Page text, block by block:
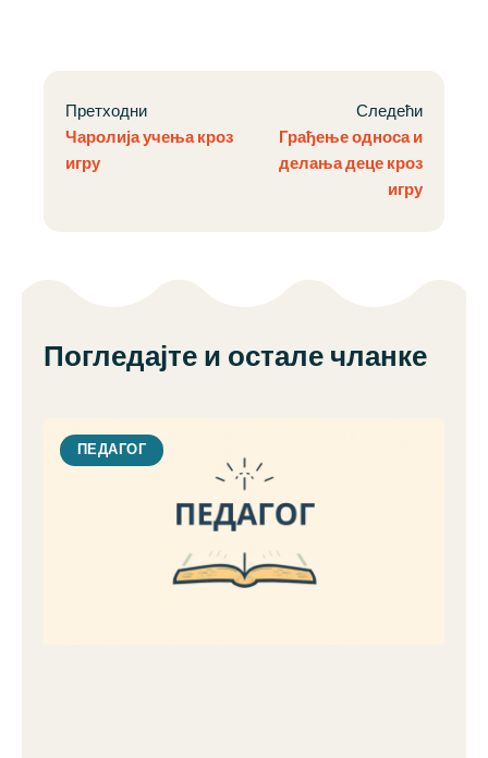
Претходни
Чаролија учења кроз
игру
Следећи
Грађење односа и
делања деце кроз
игру
Погледајте и остале чланке
ПЕДАГОГ